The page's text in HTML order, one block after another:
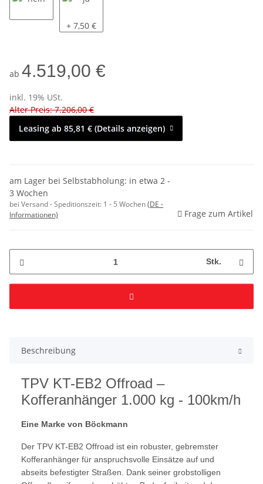
ja
+ 7,50 €
ab 4.519,00 €
inkl. 19% USt.
Alter Preis: 7.206,00 €
Leasing ab 85,81 € (Details anzeigen)
am Lager bei Selbstabholung: in etwa 2 -
3 Wochen
bei Versand - Speditionszeit: 1 - 5 Wochen(DE -
Informationen)
Frage zum Artikel
Stk.
Beschreibung
TPV KT-EB2 Offroad –
Kofferanhänger 1.000 kg - 100km/h
Eine Marke von Böckmann
Der TPV KT-EB2 Offroad ist ein robuster, gebremster
Kofferanhänger für anspruchsvolle Einsätze auf und
abseits befestigter Straßen. Dank seiner grobstolligen